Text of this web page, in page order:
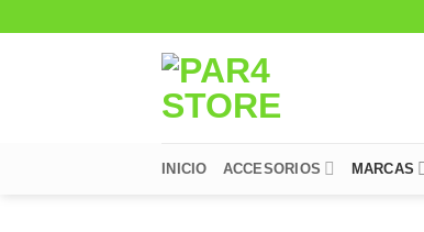
INICIO ACCESORIOS MARCAS